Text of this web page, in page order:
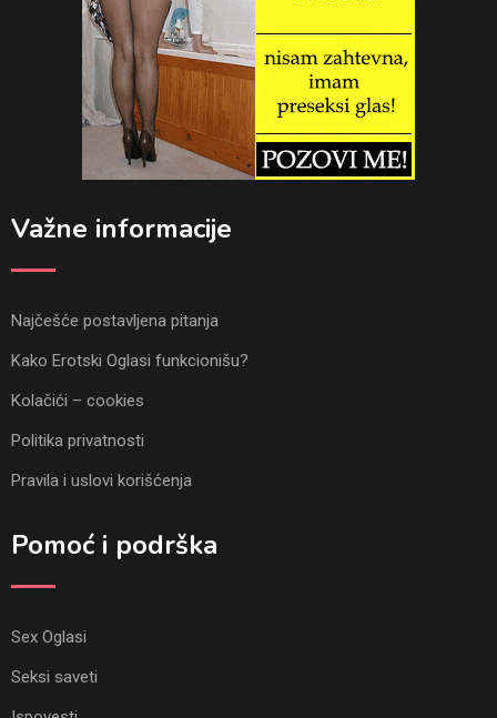
Važne informacije
Najčešće postavljena pitanja
Kako Erotski Oglasi funkcionišu?
Kolačići – cookies
Politika privatnosti
Pravila i uslovi korišćenja
Pomoć i podrška
Sex Oglasi
Seksi saveti